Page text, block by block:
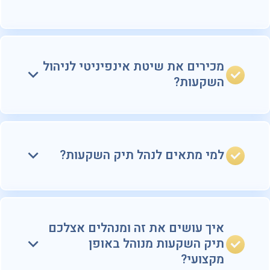
מכירים את שיטת אינפיניטי לניהול
השקעות?
למי מתאים לנהל תיק השקעות?
איך עושים את זה ומנהלים אצלכם
תיק השקעות מנוהל באופן
מקצועי?